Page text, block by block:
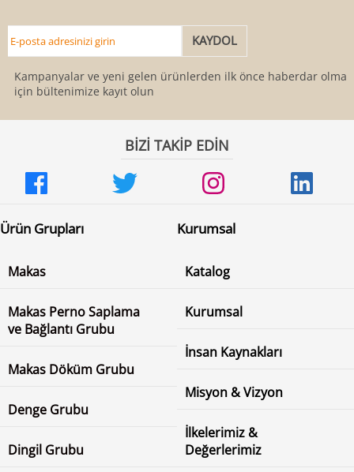
Kampanyalar ve yeni gelen ürünlerden ilk önce haberdar olmak
için bültenimize kayıt olun
BİZİ TAKİP EDİN
Ürün Grupları
Makas
Makas Perno Saplama
ve Bağlantı Grubu
Makas Döküm Grubu
Denge Grubu
Dingil Grubu
Kurumsal
Katalog
Kurumsal
İnsan Kaynakları
Misyon & Vizyon
İlkelerimiz &
Değerlerimiz